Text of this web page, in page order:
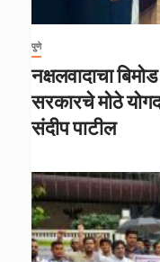
पुणे
नक्षलवादाचा
सरकारचे मोठे
संदीप पाटील